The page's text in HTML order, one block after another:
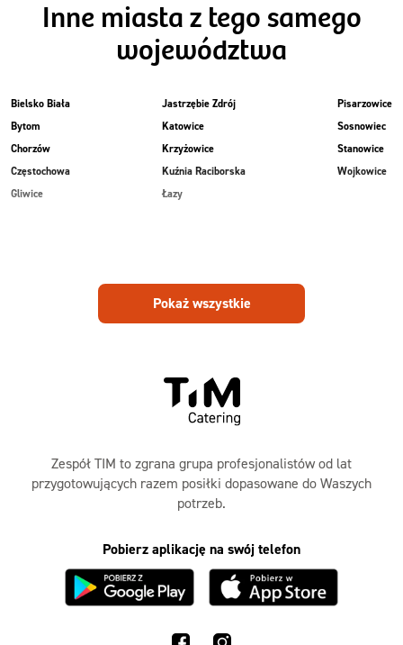
Inne miasta z tego samego
województwa
Bielsko Biała
Bytom
Chorzów
Częstochowa
Gliwice
Jastrzębie Zdrój
Katowice
Krzyżowice
Kuźnia Raciborska
Łazy
Pisarzowice
Sosnowiec
Stanowice
Wojkowice
Pokaż wszystkie
Zespół TIM to zgrana grupa profesjonalistów od lat
przygotowujących razem posiłki dopasowane do Waszych
potrzeb.
Pobierz aplikację na swój telefon